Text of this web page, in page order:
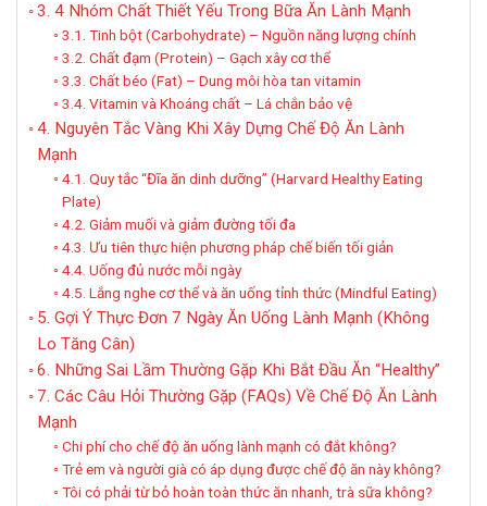
3. 4 Nhóm Chất Thiết Yếu Trong Bữa Ăn Lành Mạnh
3.1. Tinh bột (Carbohydrate) – Nguồn năng lượng chính
3.2. Chất đạm (Protein) – Gạch xây cơ thể
3.3. Chất béo (Fat) – Dung môi hòa tan vitamin
3.4. Vitamin và Khoáng chất – Lá chắn bảo vệ
4. Nguyên Tắc Vàng Khi Xây Dựng Chế Độ Ăn Lành
Mạnh
4.1. Quy tắc “Đĩa ăn dinh dưỡng” (Harvard Healthy Eating
Plate)
4.2. Giảm muối và giảm đường tối đa
4.3. Ưu tiên thực hiện phương pháp chế biến tối giản
4.4. Uống đủ nước mỗi ngày
4.5. Lắng nghe cơ thể và ăn uống tỉnh thức (Mindful Eating)
5. Gợi Ý Thực Đơn 7 Ngày Ăn Uống Lành Mạnh (Không
Lo Tăng Cân)
6. Những Sai Lầm Thường Gặp Khi Bắt Đầu Ăn “Healthy”
7. Các Câu Hỏi Thường Gặp (FAQs) Về Chế Độ Ăn Lành
Mạnh
Chi phí cho chế độ ăn uống lành mạnh có đắt không?
Trẻ em và người già có áp dụng được chế độ ăn này không?
Tôi có phải từ bỏ hoàn toàn thức ăn nhanh, trà sữa không?